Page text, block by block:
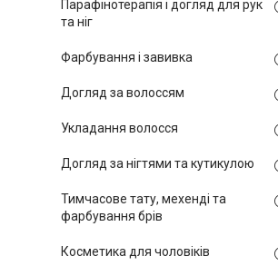
Парафінотерапія і догляд для рук
та ніг
Фарбування і завивка
Догляд за волоссям
Укладання волосся
Догляд за нігтями та кутикулою
Тимчасове тату, мехенді та
фарбування брів
Косметика для чоловіків